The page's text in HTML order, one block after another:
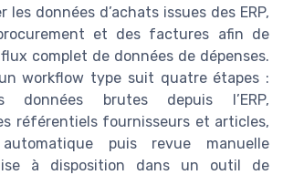
données d’achats issues des ERP,
et des factures afin de
complet de données de dépenses.
workflow type suit quatre étapes :
données brutes depuis l’ERP,
référentiels fournisseurs et articles,
puis revue manuelle
à disposition dans un outil de